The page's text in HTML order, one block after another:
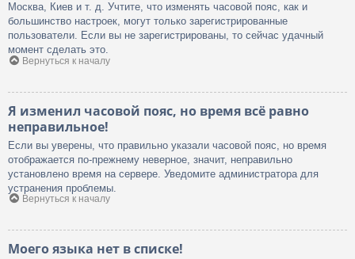
Москва, Киев и т. д. Учтите, что изменять часовой пояс, как и
большинство настроек, могут только зарегистрированные
пользователи. Если вы не зарегистрированы, то сейчас удачный
момент сделать это.
Вернуться к началу
Я изменил часовой пояс, но время всё равно
неправильное!
Если вы уверены, что правильно указали часовой пояс, но время
отображается по-прежнему неверное, значит, неправильно
установлено время на сервере. Уведомите администратора для
устранения проблемы.
Вернуться к началу
Моего языка нет в списке!